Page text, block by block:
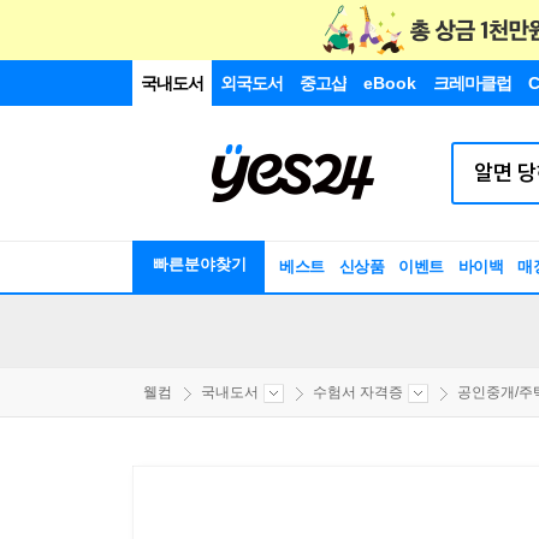
국내도서 외국도서 중고샵 eBook 크레마클럽
빠른분야찾기 베스트 신상품 이벤트 바이백 매
웰컴 국내도서 수험서 자격증 공인중개/주